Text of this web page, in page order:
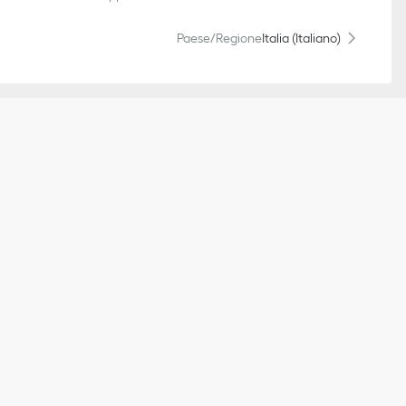
Paese/RegioneItalia (Italiano)